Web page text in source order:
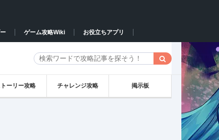
ゲーム攻略Wiki お役立ちアプリ
ーリー攻略 チャレンジ攻略 掲示板